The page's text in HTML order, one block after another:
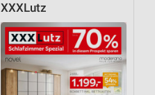
XXXLutz